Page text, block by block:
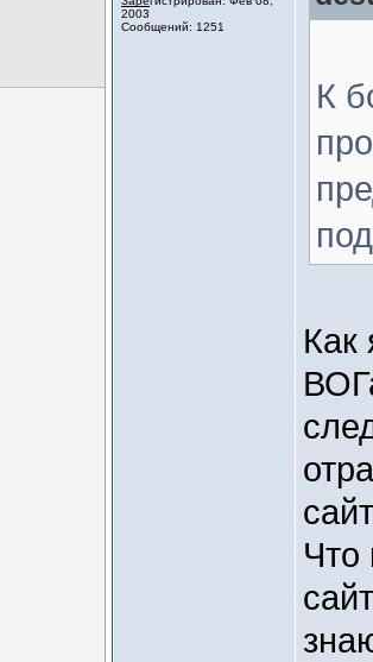
2003
Сообщений: 1251
К
Как
Что